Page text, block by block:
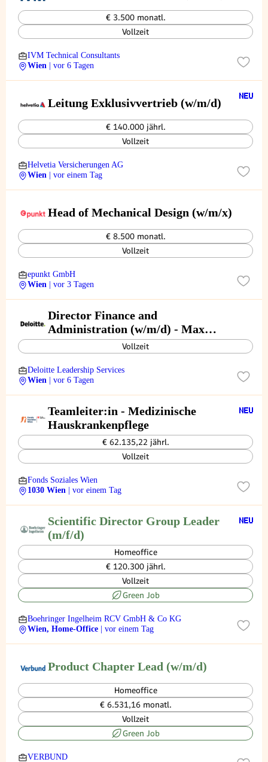
€ 3.500 monatl.
Vollzeit
IVM Technical Consultants
Wien
| vor 6 Tagen
Leitung Exklusivvertrieb (w/m/d)
€ 140.000 jährl.
Vollzeit
Helvetia Versicherungen AG
Wien
| vor einem Tag
Head of Mechanical Design (w/m/x)
€ 8.500 monatl.
Vollzeit
epunkt GmbH
Wien
| vor 3 Tagen
Director Finance and
Administration (w/m/d) - Max
Perutz Labs
Vollzeit
Deloitte Leadership Services
Wien
| vor 6 Tagen
Teamleiter:in - Medizinische
Hauskrankenpflege
€ 62.135,22 jährl.
Vollzeit
Fonds Soziales Wien
1030 Wien
| vor einem Tag
Scientific Director Group Leader
(m/f/d)
Homeoffice
€ 120.300 jährl.
Vollzeit
Green Job
Boehringer Ingelheim RCV GmbH & Co KG
Wien, Home-Office
| vor einem Tag
Product Chapter Lead (w/m/d)
Homeoffice
€ 6.531,16 monatl.
Vollzeit
Green Job
VERBUND